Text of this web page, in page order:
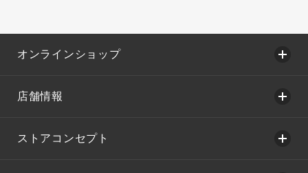
オンラインショップ
店舗情報
ストアコンセプト